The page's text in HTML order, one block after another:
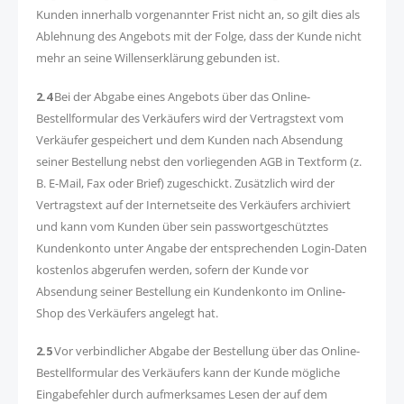
Kunden innerhalb vorgenannter Frist nicht an, so gilt dies als
Ablehnung des Angebots mit der Folge, dass der Kunde nicht
mehr an seine Willenserklärung gebunden ist.
2.4Bei der Abgabe eines Angebots über das Online-
Bestellformular des Verkäufers wird der Vertragstext vom
Verkäufer gespeichert und dem Kunden nach Absendung
seiner Bestellung nebst den vorliegenden AGB in Textform (z.
B. E-Mail, Fax oder Brief) zugeschickt. Zusätzlich wird der
Vertragstext auf der Internetseite des Verkäufers archiviert
und kann vom Kunden über sein passwortgeschütztes
Kundenkonto unter Angabe der entsprechenden Login-Daten
kostenlos abgerufen werden, sofern der Kunde vor
Absendung seiner Bestellung ein Kundenkonto im Online-
Shop des Verkäufers angelegt hat.
2.5Vor verbindlicher Abgabe der Bestellung über das Online-
Bestellformular des Verkäufers kann der Kunde mögliche
Eingabefehler durch aufmerksames Lesen der auf dem